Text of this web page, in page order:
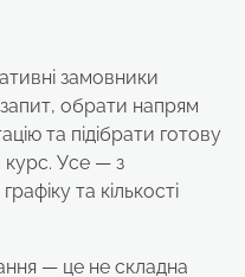
замовники
обрати напрям
та підібрати готову
курс. Усе — з
та кількості
— це не складна